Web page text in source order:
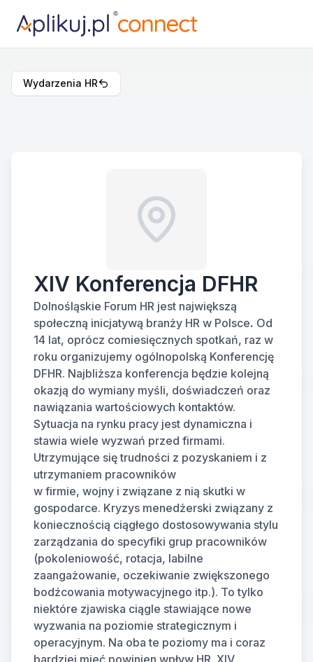
Wydarzenia HR
XIV Konferencja DFHR
Dolnośląskie Forum HR jest największą
społeczną inicjatywą branży HR w Polsce. Od
14 lat, oprócz comiesięcznych spotkań, raz w
roku organizujemy ogólnopolską Konferencję
DFHR. Najbliższa konferencja będzie kolejną
okazją do wymiany myśli, doświadczeń oraz
nawiązania wartościowych kontaktów.
Sytuacja na rynku pracy jest dynamiczna i
stawia wiele wyzwań przed firmami.
Utrzymujące się trudności z pozyskaniem i z
utrzymaniem pracowników
w firmie, wojny i związane z nią skutki w
gospodarce. Kryzys menedżerski związany z
koniecznością ciągłego dostosowywania stylu
zarządzania do specyfiki grup pracowników
(pokoleniowość, rotacja, labilne
zaangażowanie, oczekiwanie zwiększonego
bodźcowania motywacyjnego itp.). To tylko
niektóre zjawiska ciągle stawiające nowe
wyzwania na poziomie strategicznym i
operacyjnym. Na oba te poziomy ma i coraz